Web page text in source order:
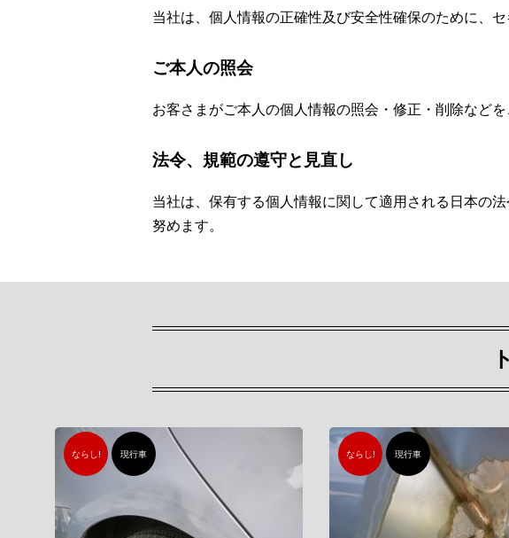
当社は、個人情報の正確性及び安全性確保のために、
ご本人の照会
お客さまがご本人の個人情報の照会・修正・削除など
法令、規範の遵守と見直し
当社は、保有する個人情報に関して適用される日本の
努めます。
ならし! 現行車 ならし! 現行車